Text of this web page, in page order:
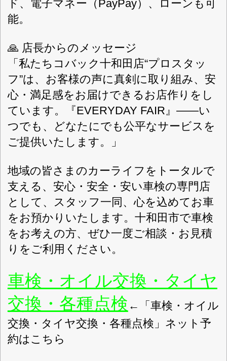
取扱車検 車検+スーパーセーフティーパック
お支払方法
旧国道4号線オートバックスさんの真向かいです